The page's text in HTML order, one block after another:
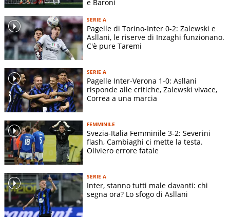
e Baroni
SERIE A
Pagelle di Torino-Inter 0-2: Zalewski e
Asllani, le riserve di Inzaghi funzionano.
C'è pure Taremi
SERIE A
Pagelle Inter-Verona 1-0: Asllani
risponde alle critiche, Zalewski vivace,
Correa a una marcia
FEMMINILE
Svezia-Italia Femminile 3-2: Severini
flash, Cambiaghi ci mette la testa.
Oliviero errore fatale
SERIE A
Inter, stanno tutti male davanti: chi
segna ora? Lo sfogo di Asllani